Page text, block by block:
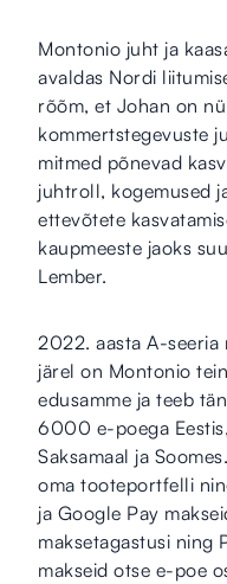
Montonio juht ja
avaldas Nordi
rõõm, et Johan on
kommertstegevuste
mitmed põnevad
juhtroll, kogemused
ettevõtete
kaupmeeste jaoks
Lember.
2022. aasta A-seeria
järel on Montonio
edusamme ja teeb
6000 e-poega
Saksamaal ja
oma tooteportfelli
ja Google Pay
maksetagastusi ning
makseid otse e-poe